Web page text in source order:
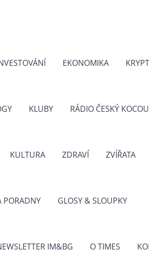
EKONOMIKA
KLUBY RÁDIO ČESKÝ
KULTURA ZDRAVÍ ZVÍŘATA
PORADNY GLOSY & SLOUPKY
IM&BG O TIMES